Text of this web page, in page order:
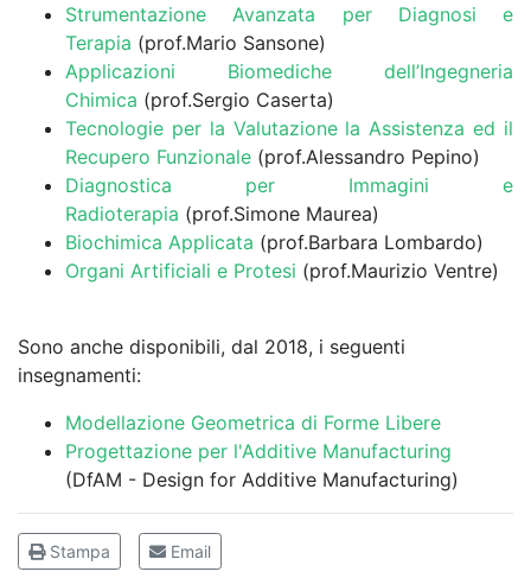
Strumentazione Avanzata per Diagnosi e
Terapia (prof.Mario Sansone)
Applicazioni Biomediche dell’Ingegneria
Chimica (prof.Sergio Caserta)
Tecnologie per la Valutazione la Assistenza ed il
Recupero Funzionale (prof.Alessandro Pepino)
Diagnostica per Immagini e
Radioterapia (prof.Simone Maurea)
Biochimica Applicata (prof.Barbara Lombardo)
Organi Artificiali e Protesi (prof.Maurizio Ventre)
Sono anche disponibili, dal 2018, i seguenti
insegnamenti:
Modellazione Geometrica di Forme Libere
Progettazione per l'Additive Manufacturing
(DfAM - Design for Additive Manufacturing)
Stampa Email